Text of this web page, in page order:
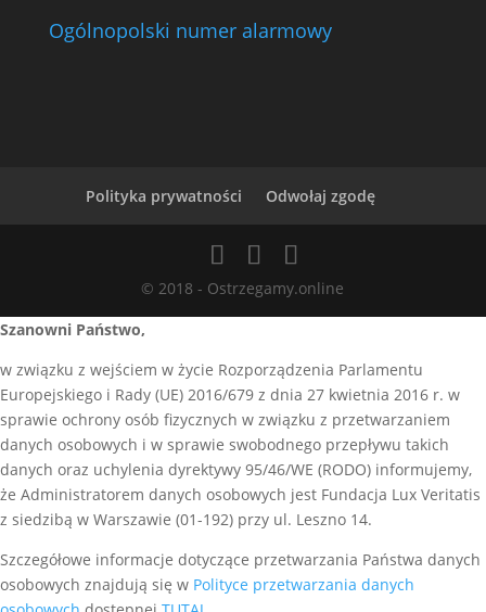
Ogólnopolski numer alarmowy
Polityka prywatności Odwołaj zgodę
© 2018 - Ostrzegamy.online
Szanowni Państwo,
w związku z wejściem w życie Rozporządzenia Parlamentu
Europejskiego i Rady (UE) 2016/679 z dnia 27 kwietnia 2016 r. w
sprawie ochrony osób fizycznych w związku z przetwarzaniem
danych osobowych i w sprawie swobodnego przepływu takich
danych oraz uchylenia dyrektywy 95/46/WE (RODO) informujemy,
że Administratorem danych osobowych jest Fundacja Lux Veritatis
z siedzibą w Warszawie (01-192) przy ul. Leszno 14.
Szczegółowe informacje dotyczące przetwarzania Państwa danych
osobowych znajdują się w Polityce przetwarzania danych